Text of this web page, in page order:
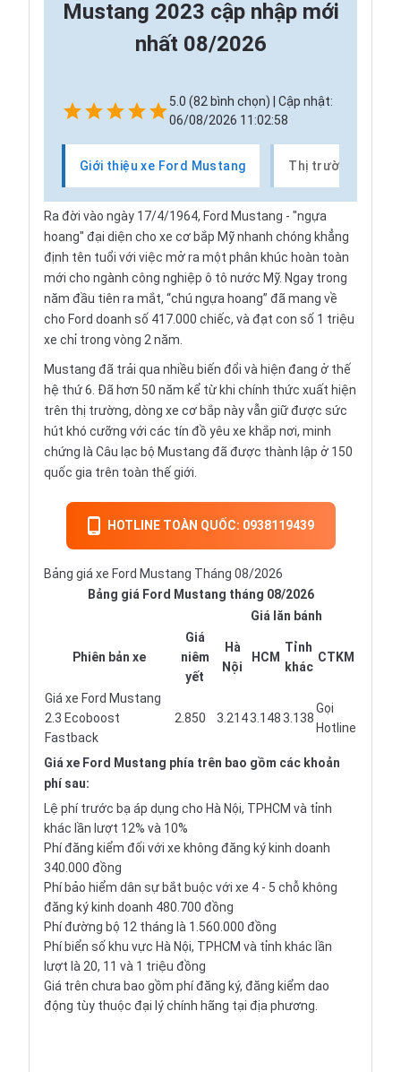
Mustang 2023 cập nhập mới
nhất 08/2026
5.0 (82 bình chọn) | Cập nhật:
06/08/2026 11:02:58
Giới thiệu xe Ford Mustang Thị trường xe
Ra đời vào ngày 17/4/1964, Ford Mustang - "ngựa
hoang" đại diện cho xe cơ bắp Mỹ nhanh chóng khẳng
định tên tuổi với việc mở ra một phân khúc hoàn toàn
mới cho ngành công nghiệp ô tô nước Mỹ. Ngay trong
năm đầu tiên ra mắt, “chú ngựa hoang” đã mang về
cho Ford doanh số 417.000 chiếc, và đạt con số 1 triệu
xe chỉ trong vòng 2 năm.
Mustang đã trải qua nhiều biến đổi và hiện đang ở thế
hệ thứ 6. Đã hơn 50 năm kể từ khi chính thức xuất hiện
trên thị trường, dòng xe cơ bắp này vẫn giữ được sức
hút khó cưỡng với các tín đồ yêu xe khắp nơi, minh
chứng là Câu lạc bộ Mustang đã được thành lập ở 150
quốc gia trên toàn thế giới.
HOTLINE TOÀN QUỐC: 0938119439
Bảng giá xe Ford Mustang Tháng 08/2026
Bảng giá Ford Mustang tháng 08/2026
Giá lăn bánh
Phiên bản xe
Giá
niêm
yết
Hà
Nội
HCM
Tỉnh
khác
CTKM
Giá xe Ford Mustang
2.3 Ecoboost
Fastback
2.850 3.2143.1483.138
Gọi
Hotline
Giá xe Ford Mustang phía trên bao gồm các khoản
phí sau:
Lệ phí trước bạ áp dụng cho Hà Nội, TPHCM và tỉnh
khác lần lượt 12% và 10%
Phí đăng kiểm đối với xe không đăng ký kinh doanh
340.000 đồng
Phí bảo hiểm dân sự bắt buộc với xe 4 - 5 chỗ không
đăng ký kinh doanh 480.700 đồng
Phí đường bộ 12 tháng là 1.560.000 đồng
Phí biển số khu vực Hà Nội, TPHCM và tỉnh khác lần
lượt là 20, 11 và 1 triệu đồng
Giá trên chưa bao gồm phí đăng ký, đăng kiểm dao
động tùy thuộc đại lý chính hãng tại địa phương.